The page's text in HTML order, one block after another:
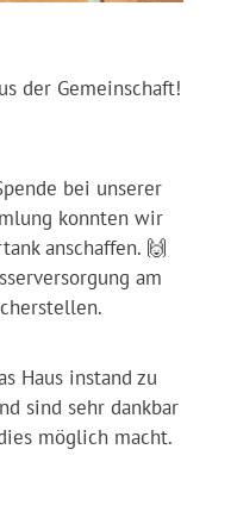
der Gemeinschaft!
bei unserer
konnten wir
anschaffen. 🙌
am
Haus instand zu
sind sehr dankbar
möglich macht.